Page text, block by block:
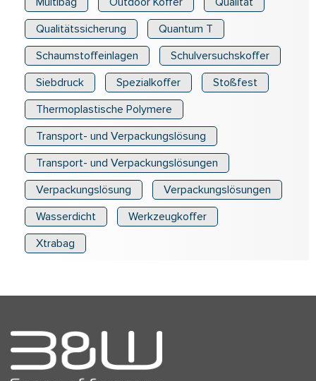
Qualitätssicherung
Quantum T
Schaumstoffeinlagen
Schulversuchskoffer
Siebdruck
Spezialkoffer
Stoßfest
Thermoplastische Polymere
Transport- und Verpackungslösung
Transport- und Verpackungslösungen
Verpackungslösung
Verpackungslösungen
Wasserdicht
Werkzeugkoffer
Xtrabag